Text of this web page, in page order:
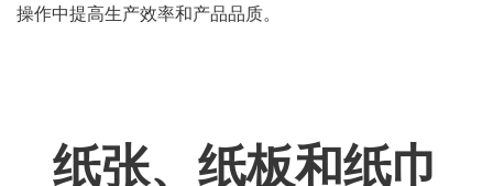
操作中提高生产效率和产品品质。
纸张、纸板和纸巾